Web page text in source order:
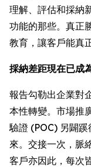
理解、評估和採納
功能的那些。真正
教育，讓客戶能真
採納差距現在已成
報告勾勒出企業對
本性轉變。市場推
驗證 (POC) 另闢
來。交接一次，脈
客戶亦因此，每次